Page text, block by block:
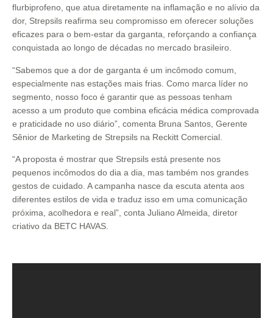
flurbiprofeno, que atua diretamente na inflamação e no alívio da
dor, Strepsils reafirma seu compromisso em oferecer soluções
eficazes para o bem-estar da garganta, reforçando a confiança
conquistada ao longo de décadas no mercado brasileiro.
“Sabemos que a dor de garganta é um incômodo comum,
especialmente nas estações mais frias. Como marca líder no
segmento, nosso foco é garantir que as pessoas tenham
acesso a um produto que combina eficácia médica comprovada
e praticidade no uso diário”, comenta Bruna Santos, Gerente
Sênior de Marketing de Strepsils na Reckitt Comercial.
“A proposta é mostrar que Strepsils está presente nos
pequenos incômodos do dia a dia, mas também nos grandes
gestos de cuidado. A campanha nasce da escuta atenta aos
diferentes estilos de vida e traduz isso em uma comunicação
próxima, acolhedora e real”, conta Juliano Almeida, diretor
criativo da BETC HAVAS.